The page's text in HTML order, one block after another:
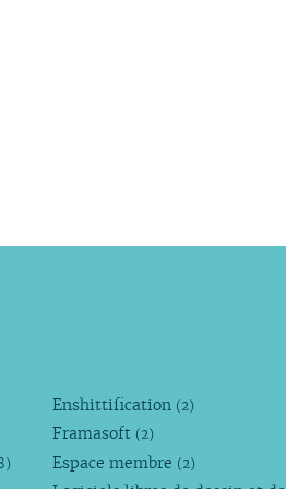
Enshittification (2)
Framasoft (2)
Espace membre (2)